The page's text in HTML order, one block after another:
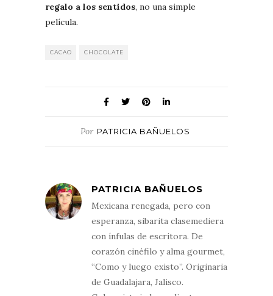
regalo a los sentidos, no una simple
película.
CACAO CHOCOLATE
Por PATRICIA BAÑUELOS
PATRICIA BAÑUELOS
Mexicana renegada, pero con
esperanza, sibarita clasemediera
con ínfulas de escritora. De
corazón cinéfilo y alma gourmet,
“Como y luego existo”. Originaria
de Guadalajara, Jalisco.